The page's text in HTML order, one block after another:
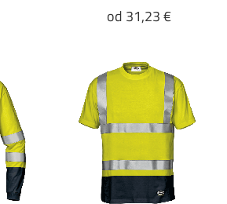
od 31,23 €